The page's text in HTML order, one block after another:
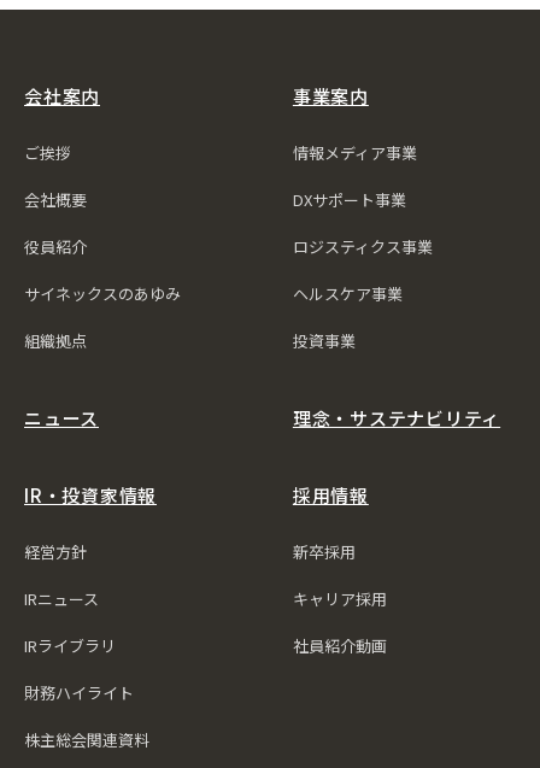
会社案内
ご挨拶
会社概要
役員紹介
サイネックスのあゆみ
組織拠点
事業案内
情報メディア事業
DXサポート事業
ロジスティクス事業
ヘルスケア事業
投資事業
ニュース
IR・投資家情報
経営方針
IRニュース
IRライブラリ
財務ハイライト
株主総会関連資料
理念・サステナビリティ
採用情報
新卒採用
キャリア採用
社員紹介動画